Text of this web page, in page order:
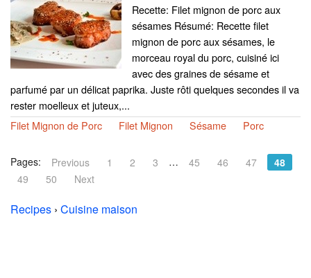
Recette: Filet mignon de porc aux
sésames Résumé: Recette filet
mignon de porc aux sésames, le
morceau royal du porc, cuisiné ici
avec des graines de sésame et
parfumé par un délicat paprika. Juste rôti quelques secondes il va
rester moelleux et juteux,...
Filet Mignon de Porc
Filet Mignon Sésame Porc
Pages: Previous 1 2 3 … 45 46 47
48
49
50 Next
Recipes › Cuisine maison